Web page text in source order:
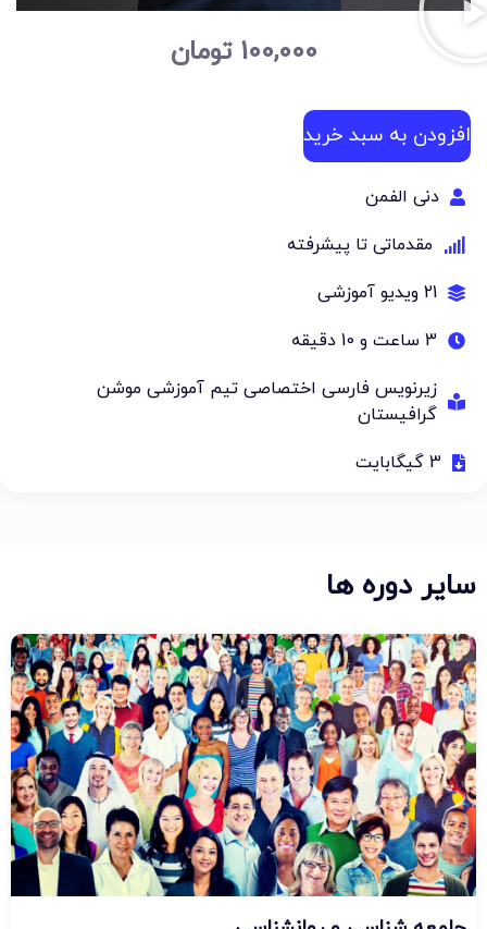
100,000 تومان
افزودن به سبد خرید
دنی الفمن
مقدماتی تا پیشرفته
21 ویدیو آموزشی
3 ساعت و 10 دقیقه
زیرنویس فارسی اختصاصی تیم آموزشی موشن
گرافیستان
3 گیگابایت
سایر دوره ها